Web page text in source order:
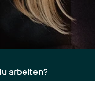
arbeiten?